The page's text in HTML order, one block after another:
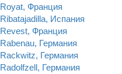
Royat, Франция
Ribatajadilla, Испания
Revest, Франция
Rabenau, Германия
Rackwitz, Германия
Radolfzell, Германия